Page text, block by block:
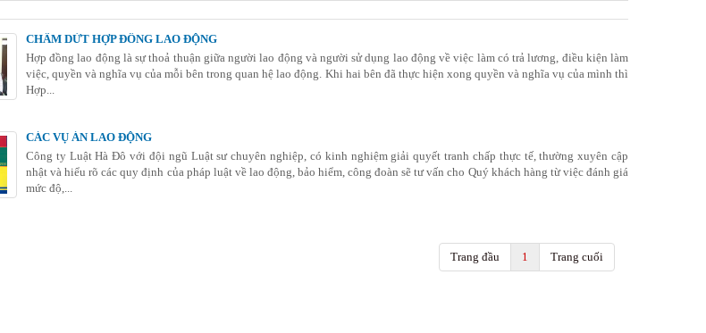
CHẤM DỨT HỢP ĐỒNG LAO ĐỘNG
Hợp đồng lao động là sự thoả thuận giữa người lao động và người sử dụng lao động về việc làm có trả lương, điều kiện làm
việc, quyền và nghĩa vụ của mỗi bên trong quan hệ lao động. Khi hai bên đã thực hiện xong quyền và nghĩa vụ của mình thì
Hợp...
CÁC VỤ ÁN LAO ĐỘNG
Công ty Luật Hà Đô với đội ngũ Luật sư chuyên nghiệp, có kinh nghiệm giải quyết tranh chấp thực tế, thường xuyên cập
nhật và hiểu rõ các quy định của pháp luật về lao động, bảo hiểm, công đoàn sẽ tư vấn cho Quý khách hàng từ việc đánh giá
mức độ,...
Trang đầu 1 Trang cuối